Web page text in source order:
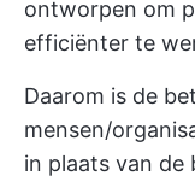
ontworpen om
efficiënter te
Daarom is de
mensen/
in plaats van de